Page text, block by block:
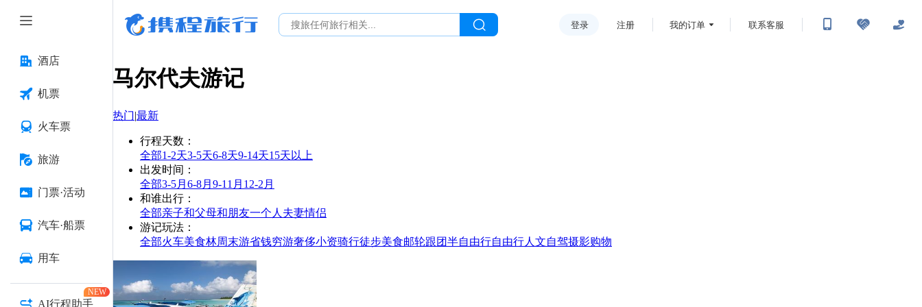
酒店
机票
火车票
旅游
门票·活动
汽车·船票
用车
AI行程助手
NEW
登录 注册 我的订单 联系客服
马尔代夫游记
热门|最新
行程天数 ：
全部1-2天3-5天6-8天9-14天15天以上
出发时间 ：
全部3-5月 6-8月 9-11月 12-2月
和谁出行 ：
全部亲子和父母和朋友一个人 夫妻情侣
游记玩法 ：
全部火车美食林周末游省钱穷游奢侈小资骑行徒步美食邮轮跟团半自由行自由行人文自驾摄影购物